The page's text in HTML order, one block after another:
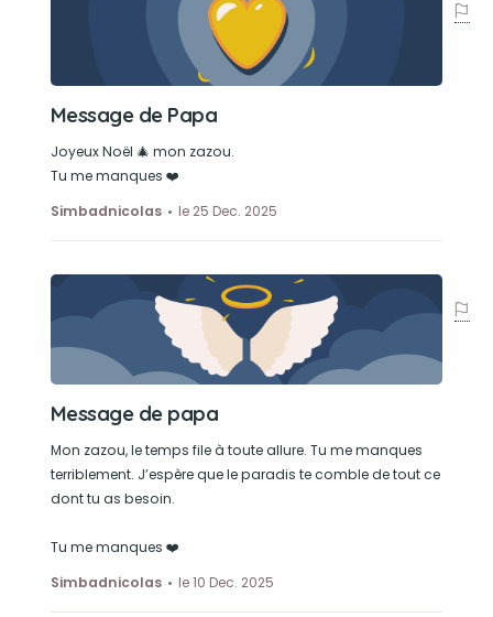
Message de Papa
Joyeux Noël 🎄 mon zazou.
Tu me manques ❤️
Simbadnicolas
le 25 Dec. 2025
Message de papa
Mon zazou, le temps file à toute allure. Tu me manques
terriblement. J’espère que le paradis te comble de tout ce
dont tu as besoin.
Tu me manques ❤️
Simbadnicolas
le 10 Dec. 2025